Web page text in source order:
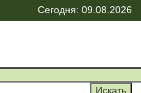
Сегодня: 09.08.2026